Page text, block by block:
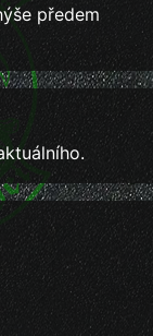
předem